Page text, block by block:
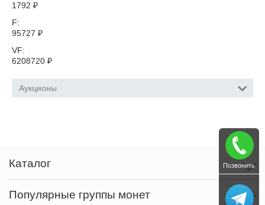
1792 ₽
F:
95727 ₽
VF:
6208720 ₽
Аукционы
Каталог
Популярные группы монет
Позвонить